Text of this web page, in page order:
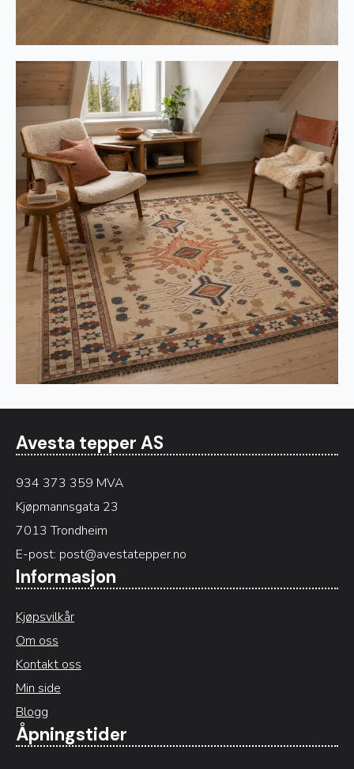
Avesta tepper AS
934 373 359 MVA
Kjøpmannsgata 23
7013 Trondheim
E-post: post@avestatepper.no
Informasjon
Kjøpsvilkår
Om oss
Kontakt oss
Min side
Blogg
Åpningstider